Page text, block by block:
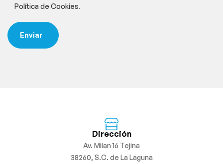
Política de Cookies.
Dirección
Av. Milan 16 Tejina
38260, S.C. de La Laguna